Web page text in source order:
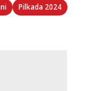
Pilkada 2024